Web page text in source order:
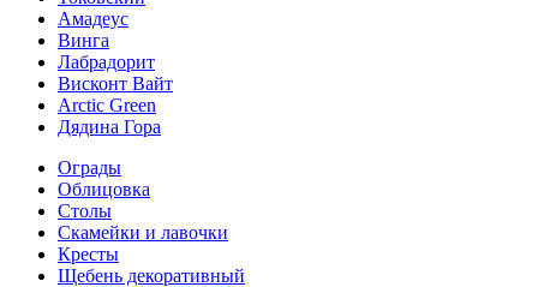
Амадеус
Винга
Лабрадорит
Висконт Вайт
Аrctic Green
Дядина Гора
Ограды
Облицовка
Столы
Скамейки и лавочки
Кресты
Щебень декоративный